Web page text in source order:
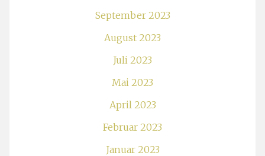
September 2023
August 2023
Juli 2023
Mai 2023
April 2023
Februar 2023
Januar 2023